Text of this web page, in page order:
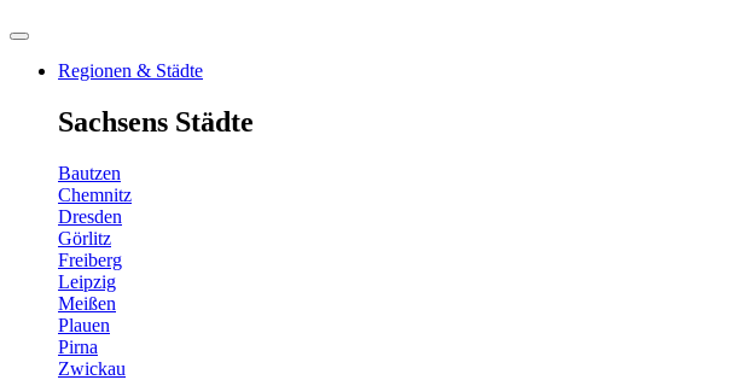
Regionen & Städte
Sachsens Städte
Bautzen
Chemnitz
Dresden
Görlitz
Freiberg
Leipzig
Meißen
Plauen
Pirna
Zwickau